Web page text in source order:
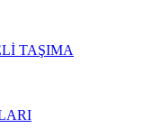
TAŞIMA